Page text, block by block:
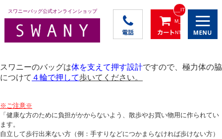
スワニーバッグ公式オンラインショップ __IT
M_C
NT_
スワニーのバッグは体を支えて押す設計ですので、極力体の脇
につけて ４輪で押して歩いてください。
※ご注意※
「健康な方のために負担がかからないよう、散歩やお買い物用に作られてい
ます。
自立して歩行出来ない方（例：手すりなどにつかまらなければ歩けない方）